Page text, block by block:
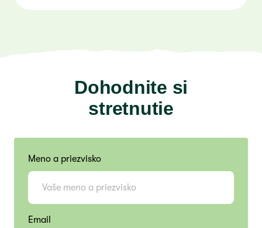
Dohodnite si
stretnutie
Meno a priezvisko
Email